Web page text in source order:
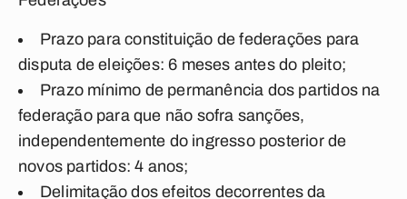
Prazo para constituição de federações para
disputa de eleições: 6 meses antes do pleito;
Prazo mínimo de permanência dos partidos na
federação para que não sofra sanções,
independentemente do ingresso posterior de
novos partidos: 4 anos;
Delimitação dos efeitos decorrentes da